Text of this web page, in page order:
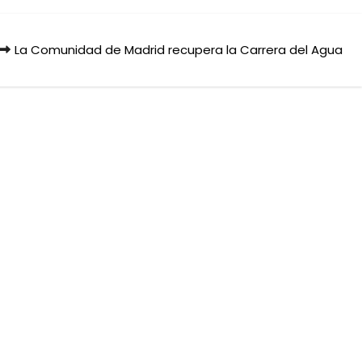
La Comunidad de Madrid recupera la Carrera del Agua